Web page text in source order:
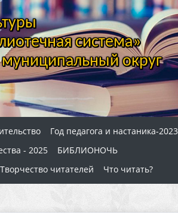
система»
округ
Год педагога и настаника-2023
- 2025
БИБЛИОНОЧЬ
Творчество читателей Что читать?